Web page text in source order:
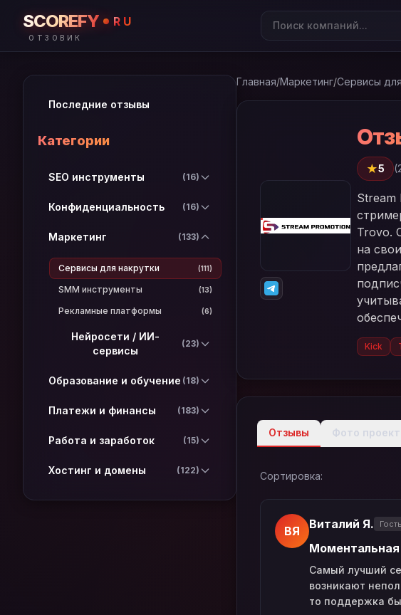
SCOREFY RU
ОТЗОВИК
Последние отзывы
Категории
SEO инструменты (16)
Конфиденциальность (16)
Маркетинг (133)
Сервисы для накрутки (111)
SMM инструменты (13)
Рекламные платформы (6)
Нейросети / ИИ-
сервисы
(23)
Образование и обучение (18)
Платежи и финансы (183)
Работа и заработок (15)
Хостинг и домены (122)
Главная/Маркетинг/Сервисы
★5
Trovo.
на
Kick
Отзывы Фото
Сортировка:
ВЯ Виталий Я. Гость
Моментальная
Самый лучший
возникают
то поддержка